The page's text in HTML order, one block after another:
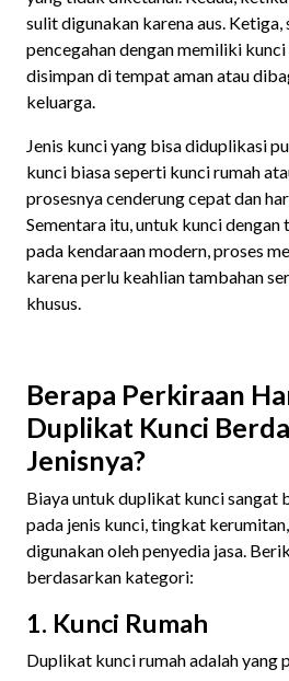
sulit digunakan karena aus. Ketiga,
pencegahan dengan memiliki
disimpan di tempat aman atau
keluarga.
Jenis kunci yang bisa diduplikasi
kunci biasa seperti kunci rumah
prosesnya cenderung cepat dan
Sementara itu, untuk kunci
pada kendaraan modern, proses
karena perlu keahlian tambahan
khusus.
Berapa Perkiraan
Duplikat Kunci
Jenisnya?
Biaya untuk duplikat kunci sangat
pada jenis kunci, tingkat
digunakan oleh penyedia jasa.
berdasarkan kategori:
1. Kunci Rumah
Duplikat kunci rumah adalah yang